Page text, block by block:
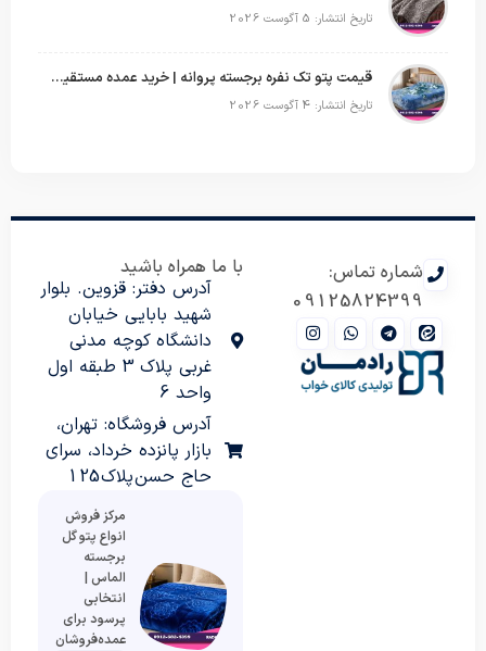
تاریخ انتشار: 5 آگوست 2026
قیمت پتو تک نفره برجسته پروانه | خرید عمده مستقیم با بهترین قیمت بازار
تاریخ انتشار: 4 آگوست 2026
شماره تماس:
09125824399
با ما همراه باشید
آدرس دفتر: قزوین. بلوار
شهید بابایی خیابان
دانشگاه کوچه مدنی
غربی پلاک 3 طبقه اول
واحد 6
آدرس فروشگاه: تهران،
بازار پانزده خرداد، سرای
حاج حسن پلاک 125
مرکز فروش
انواع پتو گل
برجسته
الماس |
انتخابی
پرسود برای
عمده‌فروشان